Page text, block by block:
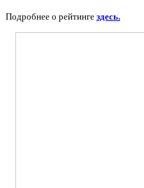
Подробнее о рейтинге здесь.